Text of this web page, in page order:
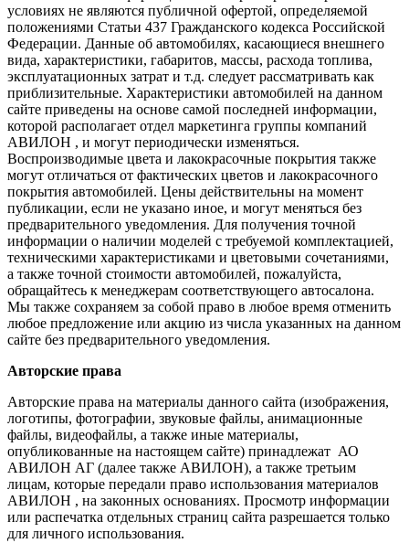
условиях не являются публичной офертой, определяемой
положениями Статьи 437 Гражданского кодекса Российской
Федерации. Данные об автомобилях, касающиеся внешнего
вида, характеристики, габаритов, массы, расхода топлива,
эксплуатационных затрат и т.д. следует рассматривать как
приблизительные. Характеристики автомобилей на данном
сайте приведены на основе самой последней информации,
которой располагает отдел маркетинга группы компаний
АВИЛОН , и могут периодически изменяться.
Воспроизводимые цвета и лакокрасочные покрытия также
могут отличаться от фактических цветов и лакокрасочного
покрытия автомобилей. Цены действительны на момент
публикации, если не указано иное, и могут меняться без
предварительного уведомления. Для получения точной
информации о наличии моделей с требуемой комплектацией,
техническими характеристиками и цветовыми сочетаниями,
а также точной стоимости автомобилей, пожалуйста,
обращайтесь к менеджерам соответствующего автосалона.
Мы также сохраняем за собой право в любое время отменить
любое предложение или акцию из числа указанных на данном
сайте без предварительного уведомления.
Авторские права
Авторские права на материалы данного сайта (изображения,
логотипы, фотографии, звуковые файлы, анимационные
файлы, видеофайлы, а также иные материалы,
опубликованные на настоящем сайте) принадлежат АО
АВИЛОН АГ (далее также АВИЛОН), а также третьим
лицам, которые передали право использования материалов
АВИЛОН , на законных основаниях. Просмотр информации
или распечатка отдельных страниц сайта разрешается только
для личного использования.